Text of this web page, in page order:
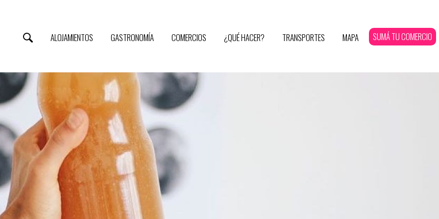
ALOJAMIENTOS GASTRONOMÍA COMERCIOS ¿QUÉ HACER? TRANSPORTES MAPA SUMÁ TU COMERCIO